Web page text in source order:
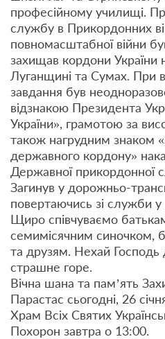
професійному училищі.
службу в Прикордонних
повномасштабної війни
захищав кордони України
Луганщині та Сумах. При
завдання був
відзнакою Президента
України», грамотою за
також нагрудним знаком
державного кордону»
Державної прикордонної
Загинув у дорожньо-
повертаючись зі служби у
Щиро співчуваємо
семимісячним синочком,
та друзям. Нехай
страшне горе.
Вічна шана та пам’ять
Парастас сьогодні, 26
Храм Всіх Святих
Похорон завтра о 13:00.